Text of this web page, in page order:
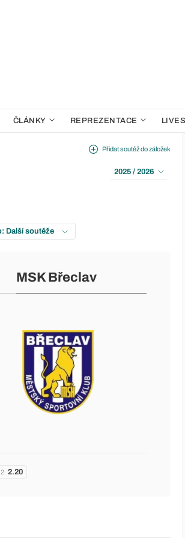
ČLÁNKY REPREZENTACE
Přidat soutěž do záložek
2025 / 2026
Další soutěže
MSK Břeclav
2 2.20